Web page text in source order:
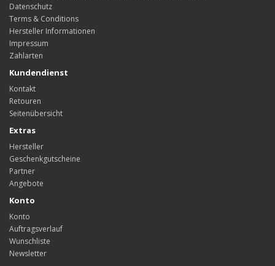
Datenschutz
Terms & Conditions
Hersteller Informationen
Impressum
Zahlarten
Kundendienst
Kontakt
Retouren
Seitenübersicht
Extras
Hersteller
Geschenkgutscheine
Partner
Angebote
Konto
Konto
Auftragsverlauf
Wunschliste
Newsletter